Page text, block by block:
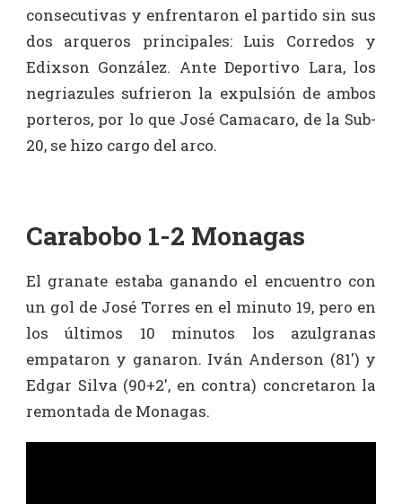
consecutivas y enfrentaron el partido sin sus
dos arqueros principales: Luis Corredos y
Edixson González. Ante Deportivo Lara, los
negriazules sufrieron la expulsión de ambos
porteros, por lo que José Camacaro, de la Sub-
20, se hizo cargo del arco.
Carabobo 1-2 Monagas
El granate estaba ganando el encuentro con
un gol de José Torres en el minuto 19, pero en
los últimos 10 minutos los azulgranas
empataron y ganaron. Iván Anderson (81′) y
Edgar Silva (90+2′, en contra) concretaron la
remontada de Monagas.